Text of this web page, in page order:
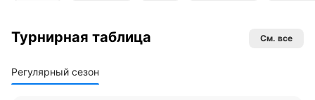
Турнирная таблица См. все
Регулярный сезон